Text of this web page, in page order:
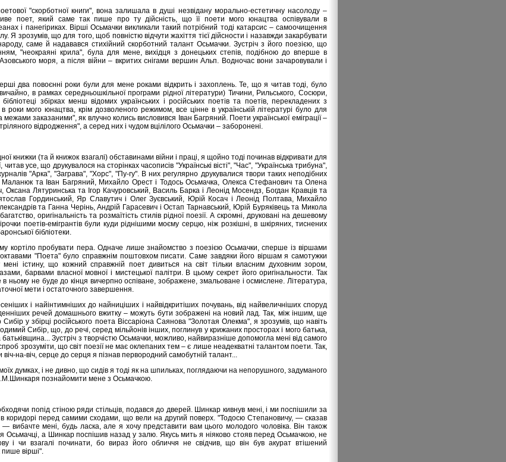
"скорботної книги", вона залишала в душі незвідану морально-естетичну насолоду –
поет, який саме так пише про ту дійсність, що її поети мого юнацтва оспівували в
і панегіриках. Вірші Осьмачки викликали такий потрібний тоді катарсис – самоочищення
Я зрозумів, що для того, щоб повністю відчути жахіття тієї дійсности і назавжди закарбувати
саме й надавався стихійний скорботний талант Осьмачки. Зустріч з його поезією, що
"неокраяні крила", була для мене, вихідця з донецьких степів, подібною до вперше в
моря, а після війни – вкритих снігами вершин Альп. Водночас вони зачаровували і
два повоєнні роки були для мене роками відкрить і захоплень. Те, що я читав тоді, було
в рамках середньошкільної програми рідної літератури) Тичини, Рильського, Сосюри,
збірках менш відомих українських і російських поетів та поетів, перекладених з
мого юнацтва, крім дозволеного режимом, все цінне в українській літературі було для
межами заказаними", як влучно колись висловився Іван Багряний. Поети української еміграції –
відродження", а серед них і чудом вцілілого Осьмачки – заборонені.
книжки (та й книжок взагалі) обставинами війни і праці, я щойно тоді починав відкривати для
читав усе, що друкувалося на сторінках часописів "Українські вісті", "Час", "Українська трибуна",
"Арка", "Заграва", "Хорс", "Пу-гу". В них регулярно друкувалися твори таких неподібних
Маланюк та Іван Багряний, Михайло Орест і Тодось Осьмачка, Олекса Стефанович та Олена
Лятуринська та Ігор Качуровський, Василь Барка і Леонід Мосендз, Богдан Кравців та
Гординський, Яр Славутич і Олег Зуєвський, Юрій Косач і Леонід Полтава, Михайло
та Ганна Черінь, Андрій Гарасевич і Остап Тарнавський, Юрій Буряківець та Микола
оригінальність та розмаїтість стилів рідної поезії. А скромні, друковані на дешевому
поетів-емігрантів були куди ріднішими моєму серцю, ніж розкішні, в шкіряних, тиснених
бібліотеки.
кортіло пробувати пера. Одначе лише знайомство з поезією Осьмачки, сперше із віршами
"Поета" було справжнім поштовхом писати. Саме завдяки його віршам я самотужки
істину, що кожний справжній поет дивиться на світ тільки власним духовним зором,
барвами власної мовної і мистецької палітри. В цьому секрет його оригінальности. Так
в ньому не буде до кінця вичерпно оспіване, зображене, змальоване і осмислене. Література,
мети і остаточного завершення.
і найінтимніших до найниціших і найвідкритіших почувань, від найвеличніших споруд
речей домашнього вжитку – можуть бути зображені на новий лад. Так, між іншим, ще
у збірці російського поета Віссаріона Саянова "Золотая Олекма", я зрозумів, що навіть
Сибір, що, до речі, серед мільйонів інших, поглинув у крижаних просторах і мого батька,
Зустріч з творчістю Осьмачки, можливо, найвиразніше допомогла мені від самого
зрозуміти, що світ поезії не має оклепаних тем – є лише неадекватні талантом поети. Так,
віч-на-віч, серце до серця я пізнав первородний самобутній талант...
думках, і не дивно, що сидів я тоді як на шпильках, поглядаючи на непорушного, задуманого
познайомити мене з Осьмачкою.
попід стіною ряди стільців, подався до дверей. Шинкар кивнув мені, і ми поспішили за
коридорі перед самими сходами, що вели на другий поверх. "Тодосю Степановичу, — сказав
вибачте мені, будь ласка, але я хочу представити вам цього молодого чоловіка. Він також
Осьмачці, а Шинкар поспішив назад у залю. Якусь мить я ніяково стояв перед Осьмачкою, не
і чи взагалі починати, бо вираз його обличчя не свідчив, що він був акурат втішений
вірші".